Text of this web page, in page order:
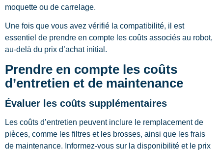
moquette ou de carrelage.
Une fois que vous avez vérifié la compatibilité, il est
essentiel de prendre en compte les coûts associés au robot,
au-delà du prix d’achat initial.
Prendre en compte les coûts
d’entretien et de maintenance
Évaluer les coûts supplémentaires
Les coûts d’entretien peuvent inclure le remplacement de
pièces, comme les filtres et les brosses, ainsi que les frais
de maintenance. Informez-vous sur la disponibilité et le prix